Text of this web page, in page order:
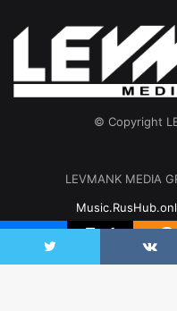
© Copyright
LEVMANK MEDIA
Twitter VKontakte